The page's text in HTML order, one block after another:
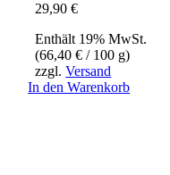
29,90€
Enthält 19% MwSt.
(66,40€ / 100 g)
zzgl.Versand
In den Warenkorb